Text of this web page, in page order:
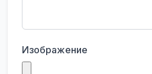
Изображение